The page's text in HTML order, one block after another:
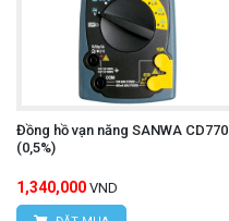
Đồng hồ vạn năng SANWA CD770
(0,5%)
1,340,000 VND